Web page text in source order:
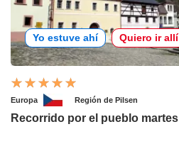
Yo estuve ahí Quiero ir allí
Europa Región de Pilsen
Recorrido por el pueblo martes